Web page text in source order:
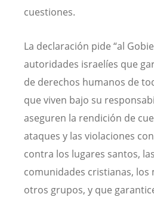
cuestiones.
La declaración pide “al
autoridades israelíes que
de derechos humanos de
que viven bajo su
aseguren la rendición de
ataques y las violaciones
contra los lugares santos,
comunidades cristianas, los
otros grupos, y que